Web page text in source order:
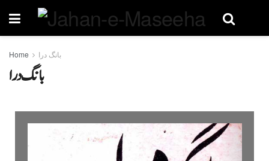
Home بانگ درا
بانگ درا